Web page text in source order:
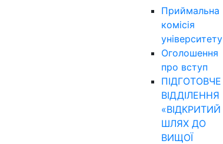
Приймальна
комісія
університету
Оголошення
про вступ
ПІДГОТОВЧЕ
ВІДДІЛЕННЯ
«ВІДКРИТИЙ
ШЛЯХ ДО
ВИЩОЇ